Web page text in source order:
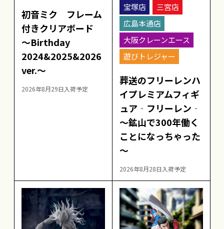
初音ミク フレーム
付きクリアボード
～Birthday
2024&2025&2026
ver.～
2026年8月29日入荷予定
宝塚店
三宮店
広島本通店
大阪クレーンエース
遊びトレジャー
葬送のフリーレンハ
イプレミアムフィギ
ュア‐フリーレン‐
～鉱山で300年働く
ことになっちゃった
～
2026年8月28日入荷予定